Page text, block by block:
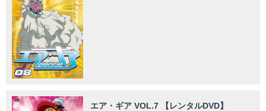
エア・ギア VOL.7 【レンタルDVD】